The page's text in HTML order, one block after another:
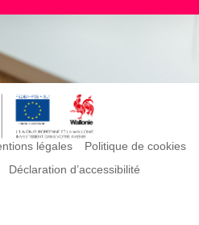
légales
Politique de cookies
Déclaration d’accessibilité